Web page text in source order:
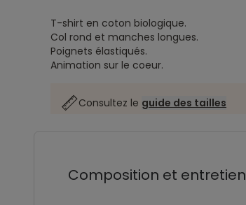
T-shirt en coton biologique.
Col rond et manches longues.
Poignets élastiqués.
Animation sur le coeur.
Consultez le guide des tailles
Composition et entretien